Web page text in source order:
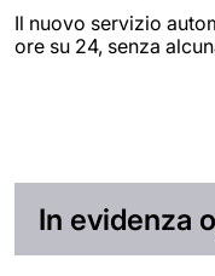
Il nuovo servizio
ore su 24, senza
In evidenza